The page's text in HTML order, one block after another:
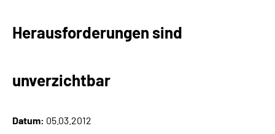
Über uns
Online-Services
Herausforderungen sind
unverzichtbar
Datum: 05.03.2012